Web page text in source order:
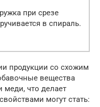
при срезе
в спираль.
продукции со схожим
вещества
меди, что делает
могут стать: